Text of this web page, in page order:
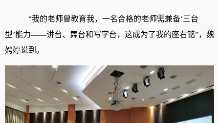
“我的老师曾教育我，一名合格的老师需兼备‘三台
型’能力——讲台、舞台和写字台，这成为了我的座右铭”，魏
娉婷说到。